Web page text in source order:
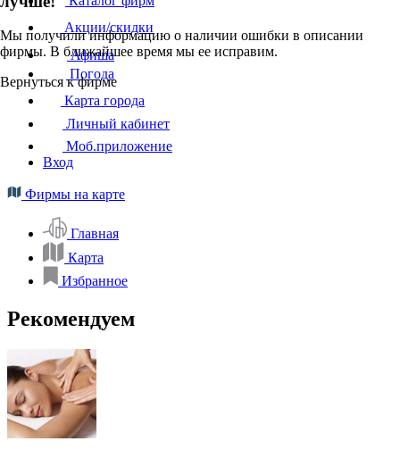
Мы получили информацию о наличии ошибки в описании
фирмы. В ближайшее время мы ее исправим.
Вернуться к фирме
Акции/скидки
Афиша
Погода
Карта города
Личный кабинет
Моб.приложение
Вход
Фирмы на карте
Главная
Карта
Избранное
Рекомендуем